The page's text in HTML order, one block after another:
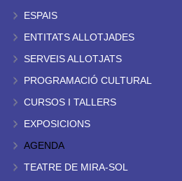
ESPAIS
ENTITATS ALLOTJADES
SERVEIS ALLOTJATS
PROGRAMACIÓ CULTURAL
CURSOS I TALLERS
EXPOSICIONS
AGENDA
TEATRE DE MIRA-SOL